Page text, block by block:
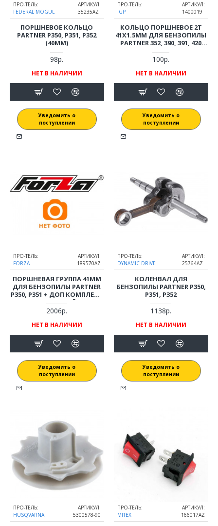
ПРО-ТЕЛЬ:
FEDERAL MOGUL
АРТИКУЛ:
35235AZ
ПОРШНЕВОЕ КОЛЬЦО
PARTNER P350, P351, P352
(40ММ)
98р.
НЕТ В НАЛИЧИИ
Уведомить о
поступлении
ПРО-ТЕЛЬ:
IGP
АРТИКУЛ:
1400019
КОЛЬЦО ПОРШНЕВОЕ 2T
41X1.5ММ ДЛЯ БЕНЗОПИЛЫ
PARTNER 352, 390, 391, 420
(5300387-29)
100р.
НЕТ В НАЛИЧИИ
Уведомить о
поступлении
ПРО-ТЕЛЬ:
FORZA
АРТИКУЛ:
189570AZ
ПОРШНЕВАЯ ГРУППА 41ММ
ДЛЯ БЕНЗОПИЛЫ PARTNER
P350, P351 + ДОП КОМПЛЕКТ
(15 ДЕТАЛЕЙ)
2006р.
НЕТ В НАЛИЧИИ
Уведомить о
поступлении
ПРО-ТЕЛЬ:
DYNAMIC DRIVE
АРТИКУЛ:
25764AZ
КОЛЕНВАЛ ДЛЯ
БЕНЗОПИЛЫ PARTNER P350,
P351, P352
1138р.
НЕТ В НАЛИЧИИ
Уведомить о
поступлении
ПРО-ТЕЛЬ:
HUSQVARNA
АРТИКУЛ:
5300578-90
ПРО-ТЕЛЬ:
MITEX
АРТИКУЛ:
166017AZ